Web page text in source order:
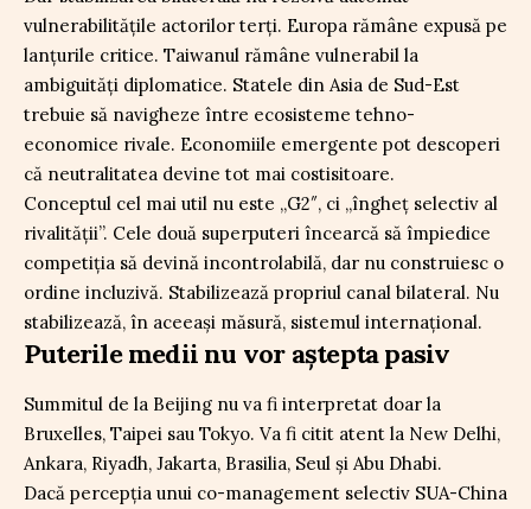
vulnerabilitățile actorilor terți. Europa rămâne expusă pe
lanțurile critice. Taiwanul rămâne vulnerabil la
ambiguități diplomatice. Statele din Asia de Sud-Est
trebuie să navigheze între ecosisteme tehno-
economice rivale. Economiile emergente pot descoperi
că neutralitatea devine tot mai costisitoare.
Conceptul cel mai util nu este „G2″, ci „îngheț selectiv al
rivalității”. Cele două superputeri încearcă să împiedice
competiția să devină incontrolabilă, dar nu construiesc o
ordine incluzivă. Stabilizează propriul canal bilateral. Nu
stabilizează, în aceeași măsură, sistemul internațional.
Puterile medii nu vor aștepta pasiv
Summitul de la Beijing nu va fi interpretat doar la
Bruxelles, Taipei sau Tokyo. Va fi citit atent la New Delhi,
Ankara, Riyadh, Jakarta, Brasilia, Seul și Abu Dhabi.
Dacă percepția unui co-management selectiv SUA-China